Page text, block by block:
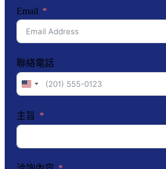
Email
聯絡電話
United
States
主旨